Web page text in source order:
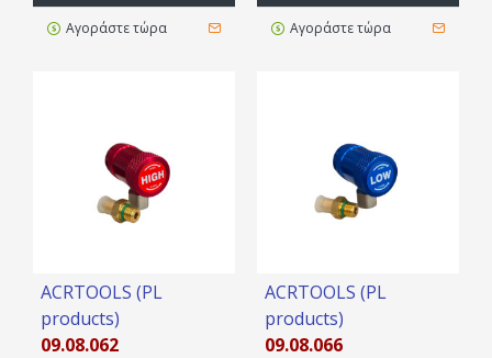
Αγοράστε τώρα Αγοράστε τώρα
ACRTOOLS (PL
products)
09.08.062
ACRTOOLS (PL
products)
09.08.066